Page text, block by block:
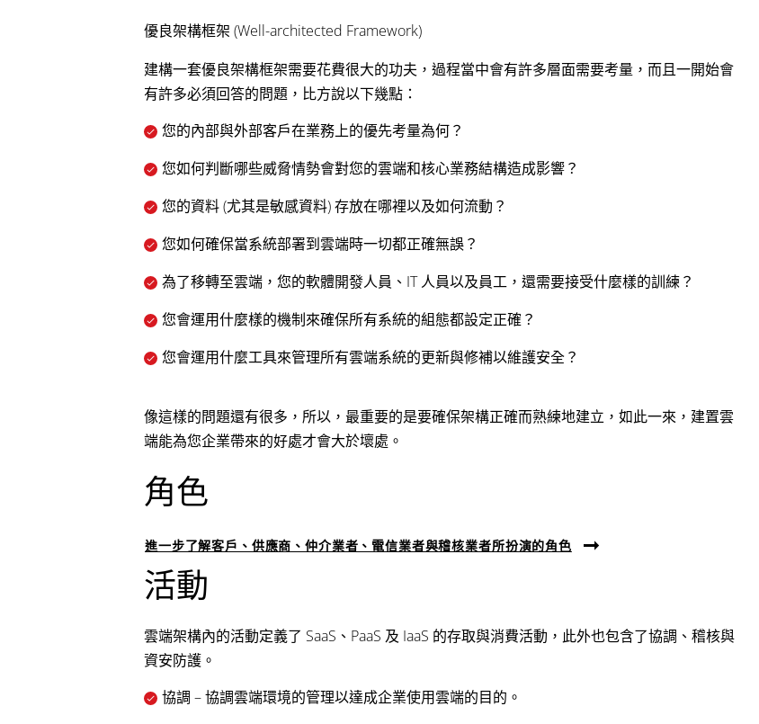
優良架構框架 (Well-architected Framework)
建構一套優良架構框架需要花費很大的功夫，過程當中會有許多層面需要考量，而且一開始會
有許多必須回答的問題，比方說以下幾點：
您的內部與外部客戶在業務上的優先考量為何？
您如何判斷哪些威脅情勢會對您的雲端和核心業務結構造成影響？
您的資料 (尤其是敏感資料) 存放在哪裡以及如何流動？
您如何確保當系統部署到雲端時一切都正確無誤？
為了移轉至雲端，您的軟體開發人員、IT 人員以及員工，還需要接受什麼樣的訓練？
您會運用什麼樣的機制來確保所有系統的組態都設定正確？
您會運用什麼工具來管理所有雲端系統的更新與修補以維護安全？
像這樣的問題還有很多，所以，最重要的是要確保架構正確而熟練地建立，如此一來，建置雲
端能為您企業帶來的好處才會大於壞處。
角色
進一步了解客戶、供應商、仲介業者、電信業者與稽核業者所扮演的角色
活動
雲端架構內的活動定義了 SaaS、PaaS 及 IaaS 的存取與消費活動，此外也包含了協調、稽核與
資安防護。
協調 – 協調雲端環境的管理以達成企業使用雲端的目的。